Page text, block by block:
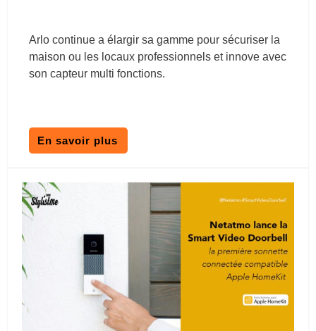
Arlo continue a élargir sa gamme pour sécuriser la
maison ou les locaux professionnels et innove avec
son capteur multi fonctions.
En savoir plus